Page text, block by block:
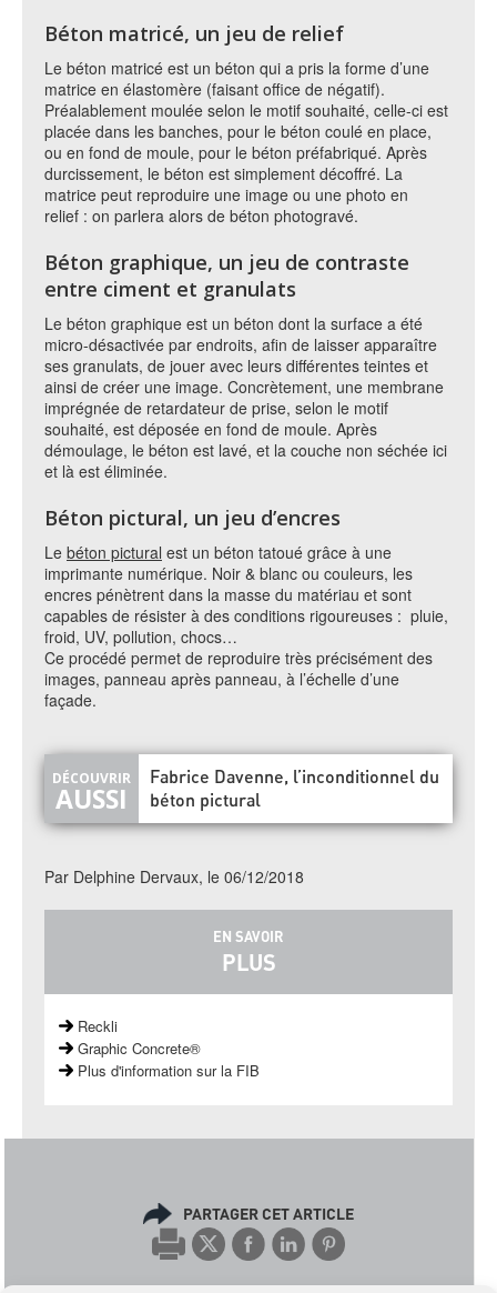
Béton matricé, un jeu de relief
Le béton matricé est un béton qui a pris la forme d’une
matrice en élastomère (faisant office de négatif).
Préalablement moulée selon le motif souhaité, celle-ci est
placée dans les banches, pour le béton coulé en place,
ou en fond de moule, pour le béton préfabriqué. Après
durcissement, le béton est simplement décoffré. La
matrice peut reproduire une image ou une photo en
relief : on parlera alors de béton photogravé.
Béton graphique, un jeu de contraste
entre ciment et granulats
Le béton graphique est un béton dont la surface a été
micro-désactivée par endroits, afin de laisser apparaître
ses granulats, de jouer avec leurs différentes teintes et
ainsi de créer une image. Concrètement, une membrane
imprégnée de retardateur de prise, selon le motif
souhaité, est déposée en fond de moule. Après
démoulage, le béton est lavé, et la couche non séchée ici
et là est éliminée.
Béton pictural, un jeu d’encres
Le béton pictural est un béton tatoué grâce à une
imprimante numérique. Noir & blanc ou couleurs, les
encres pénètrent dans la masse du matériau et sont
capables de résister à des conditions rigoureuses : pluie,
froid, UV, pollution, chocs…
Ce procédé permet de reproduire très précisément des
images, panneau après panneau, à l’échelle d’une
façade.
Fabrice Davenne, l’inconditionnel du
béton pictural
Par Delphine Dervaux, le 06/12/2018
EN SAVOIR
PLUS
Reckli
Graphic Concrete®
Plus d'information sur la FIB
PARTAGER CET ARTICLE